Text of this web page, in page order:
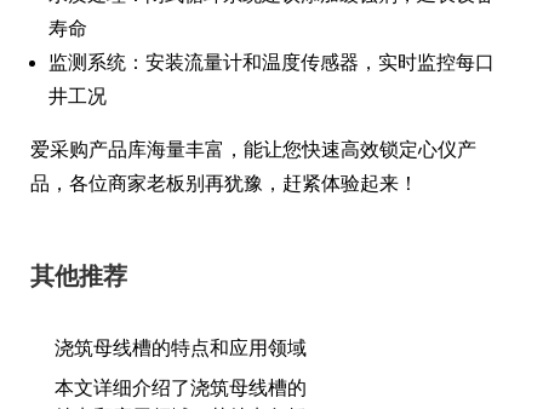
寿命
监测系统：安装流量计和温度传感器，实时监控每口
井工况
爱采购产品库海量丰富，能让您快速高效锁定心仪产
品，各位商家老板别再犹豫，赶紧体验起来！
其他推荐
浇筑母线槽的特点和应用领域
本文详细介绍了浇筑母线槽的